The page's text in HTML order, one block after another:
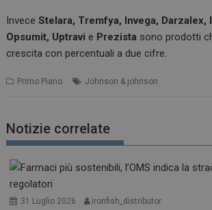
InveceStelara, Tremfya, Invega, Darzalex,
Opsumit, Uptravi e Prezista sono prodotti
crescita con percentuali a due cifre.
Primo Piano Johnson & johnson
Notizie correlate
31 Luglio 2026 ironfish_distributor